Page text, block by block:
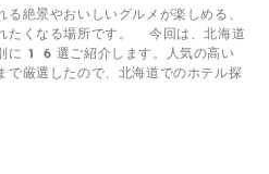
絶景やおいしいグルメが楽しめる、
たくなる場所です。 今回は、北海道
に16選ご紹介します。人気の高い
で厳選したので、北海道でのホテル探